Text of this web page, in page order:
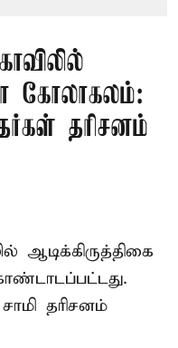
கோலாகலம்:
தரிசனம்
ஆடிக்கிருத்திகை
தரிசனம்